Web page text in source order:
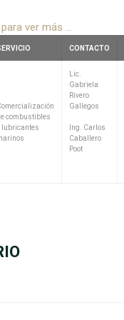
ver más ...
CONTACTO
combustibles
lubricantes
Lic.
Gabriela
Rivero
Gallegos
Ing. Carlos
Caballero
Poot